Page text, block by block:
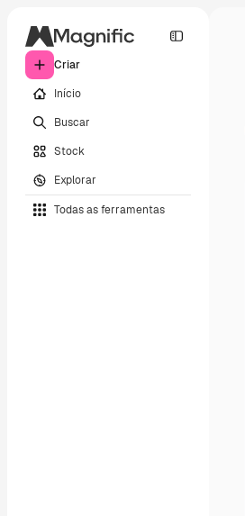
Criar
Início
Buscar
Stock
Explorar
Todas as ferramentas